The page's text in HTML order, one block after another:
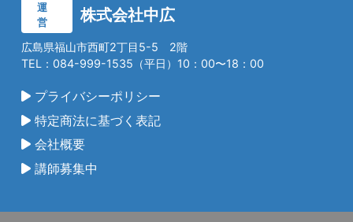
運
営
株式会社中広
広島県福山市西町2丁目5-5 2階
TEL：084-999-1535（平日）10：00〜18：00
プライバシーポリシー
特定商法に基づく表記
会社概要
講師募集中